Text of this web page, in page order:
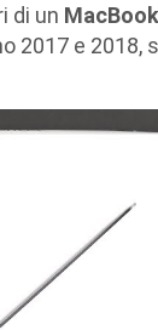
di un
2017 e